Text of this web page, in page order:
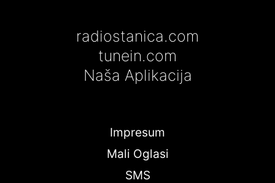
radiostanica.com
tunein.com
Naša Aplikacija
Impresum
Mali Oglasi
SMS